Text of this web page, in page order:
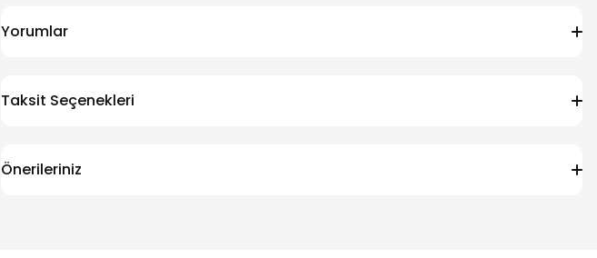
Yorumlar
Taksit Seçenekleri
Önerileriniz